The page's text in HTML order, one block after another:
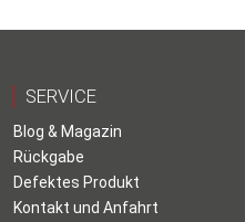
SERVICE
Blog & Magazin
Rückgabe
Defektes Produkt
Kontakt und Anfahrt